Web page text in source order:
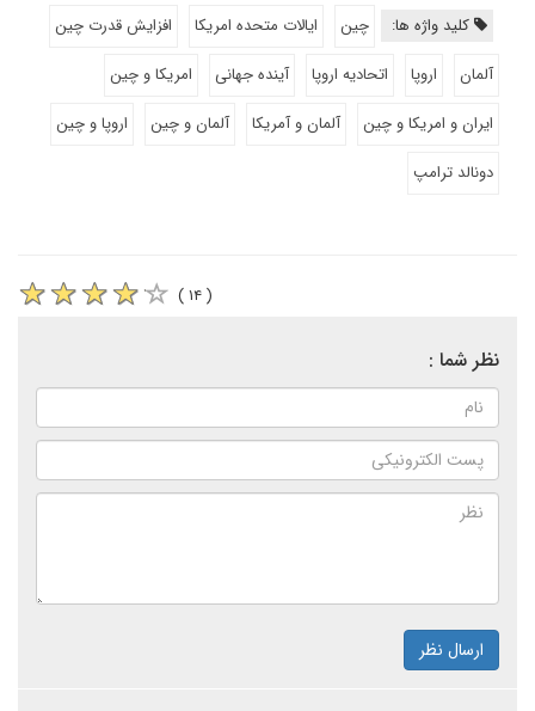
کلید واژه ها: چین ایالات متحده امریکا
افزایش قدرت چین
آلمان
اروپا اتحادیه اروپا آینده جهانی
امریکا و چین
ایران و امریکا و چین
آلمان و آمریکا آلمان و چین
اروپا و چین
دونالد ترامپ
( ۱۴ )
نظر شما :
ارسال نظر